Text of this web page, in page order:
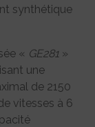
synthétique
« GE281 »
une
de 2150
vitesses à 6